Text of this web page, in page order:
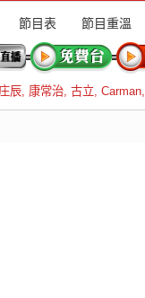
節目表 節目重溫
辰, 康常治, 古立, Carman,